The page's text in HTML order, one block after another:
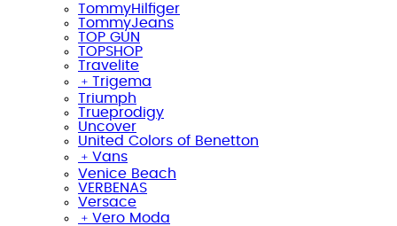
TommyHilfiger
TommyJeans
TOP GUN
TOPSHOP
Travelite
﹢ Trigema
Triumph
Trueprodigy
Uncover
United Colors of Benetton
﹢ Vans
Venice Beach
VERBENAS
Versace
﹢ Vero Moda